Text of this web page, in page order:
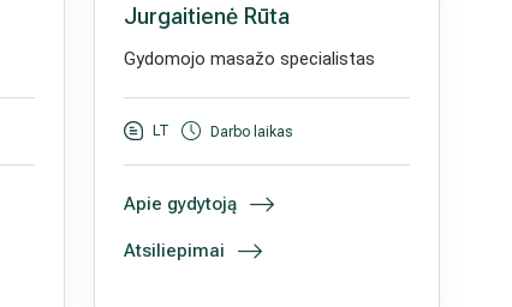
Jurgaitienė Rūta
Gydomojo masažo specialistas
LT Darbo laikas
Apie gydytoją
Atsiliepimai